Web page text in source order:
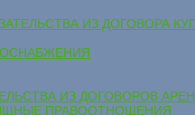
ИЗ ДОГОВОРА
ИЗ ДОГОВОРОВ
ПРАВООТНОШЕНИЯ